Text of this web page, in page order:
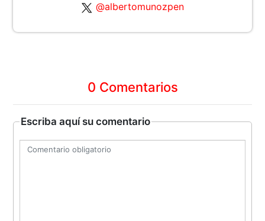
@albertomunozpen
0 Comentarios
Escriba aquí su comentario